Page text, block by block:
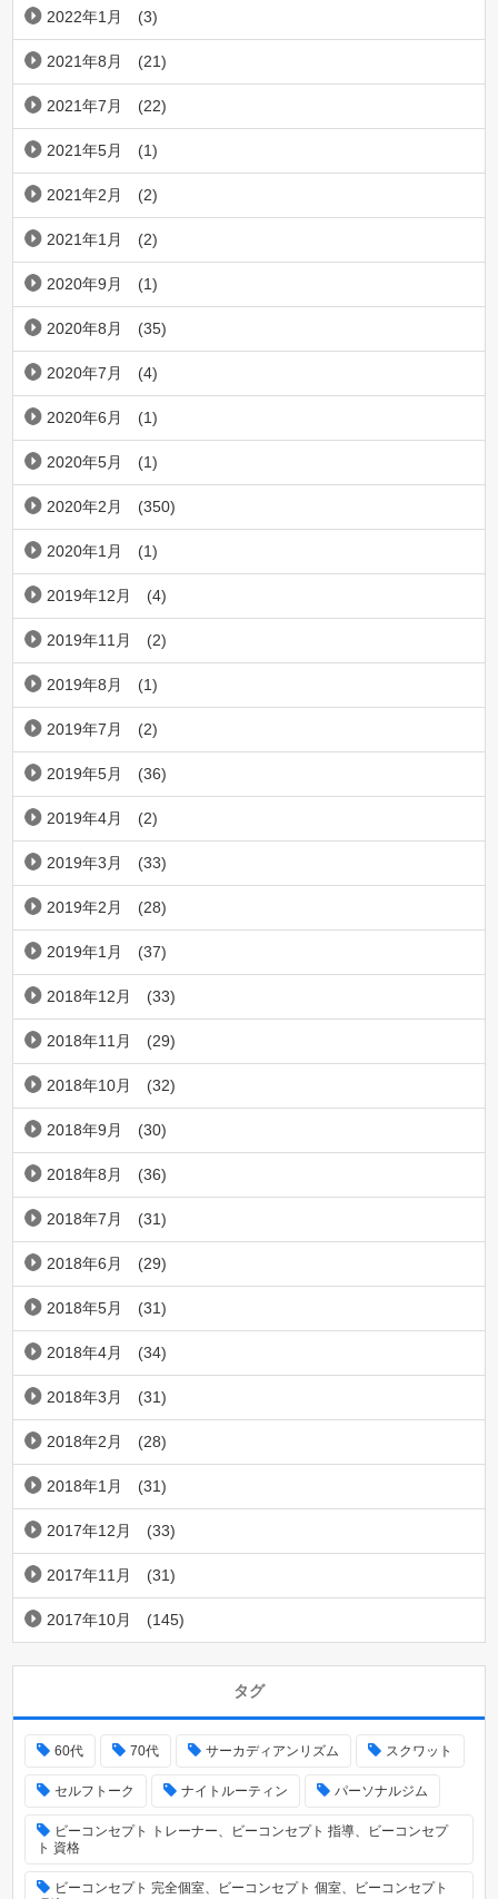
2022年1月 (3)
2021年8月 (21)
2021年7月 (22)
2021年5月 (1)
2021年2月 (2)
2021年1月 (2)
2020年9月 (1)
2020年8月 (35)
2020年7月 (4)
2020年6月 (1)
2020年5月 (1)
2020年2月 (350)
2020年1月 (1)
2019年12月 (4)
2019年11月 (2)
2019年8月 (1)
2019年7月 (2)
2019年5月 (36)
2019年4月 (2)
2019年3月 (33)
2019年2月 (28)
2019年1月 (37)
2018年12月 (33)
2018年11月 (29)
2018年10月 (32)
2018年9月 (30)
2018年8月 (36)
2018年7月 (31)
2018年6月 (29)
2018年5月 (31)
2018年4月 (34)
2018年3月 (31)
2018年2月 (28)
2018年1月 (31)
2017年12月 (33)
2017年11月 (31)
2017年10月 (145)
タグ
60代 70代 サーカディアンリズム スクワット
セルフトーク ナイトルーティン パーソナルジム
ビーコンセプト トレーナー、ビーコンセプト 指導、ビーコンセプ
ト 資格
ビーコンセプト 完全個室、ビーコンセプト 個室、ビーコンセプト